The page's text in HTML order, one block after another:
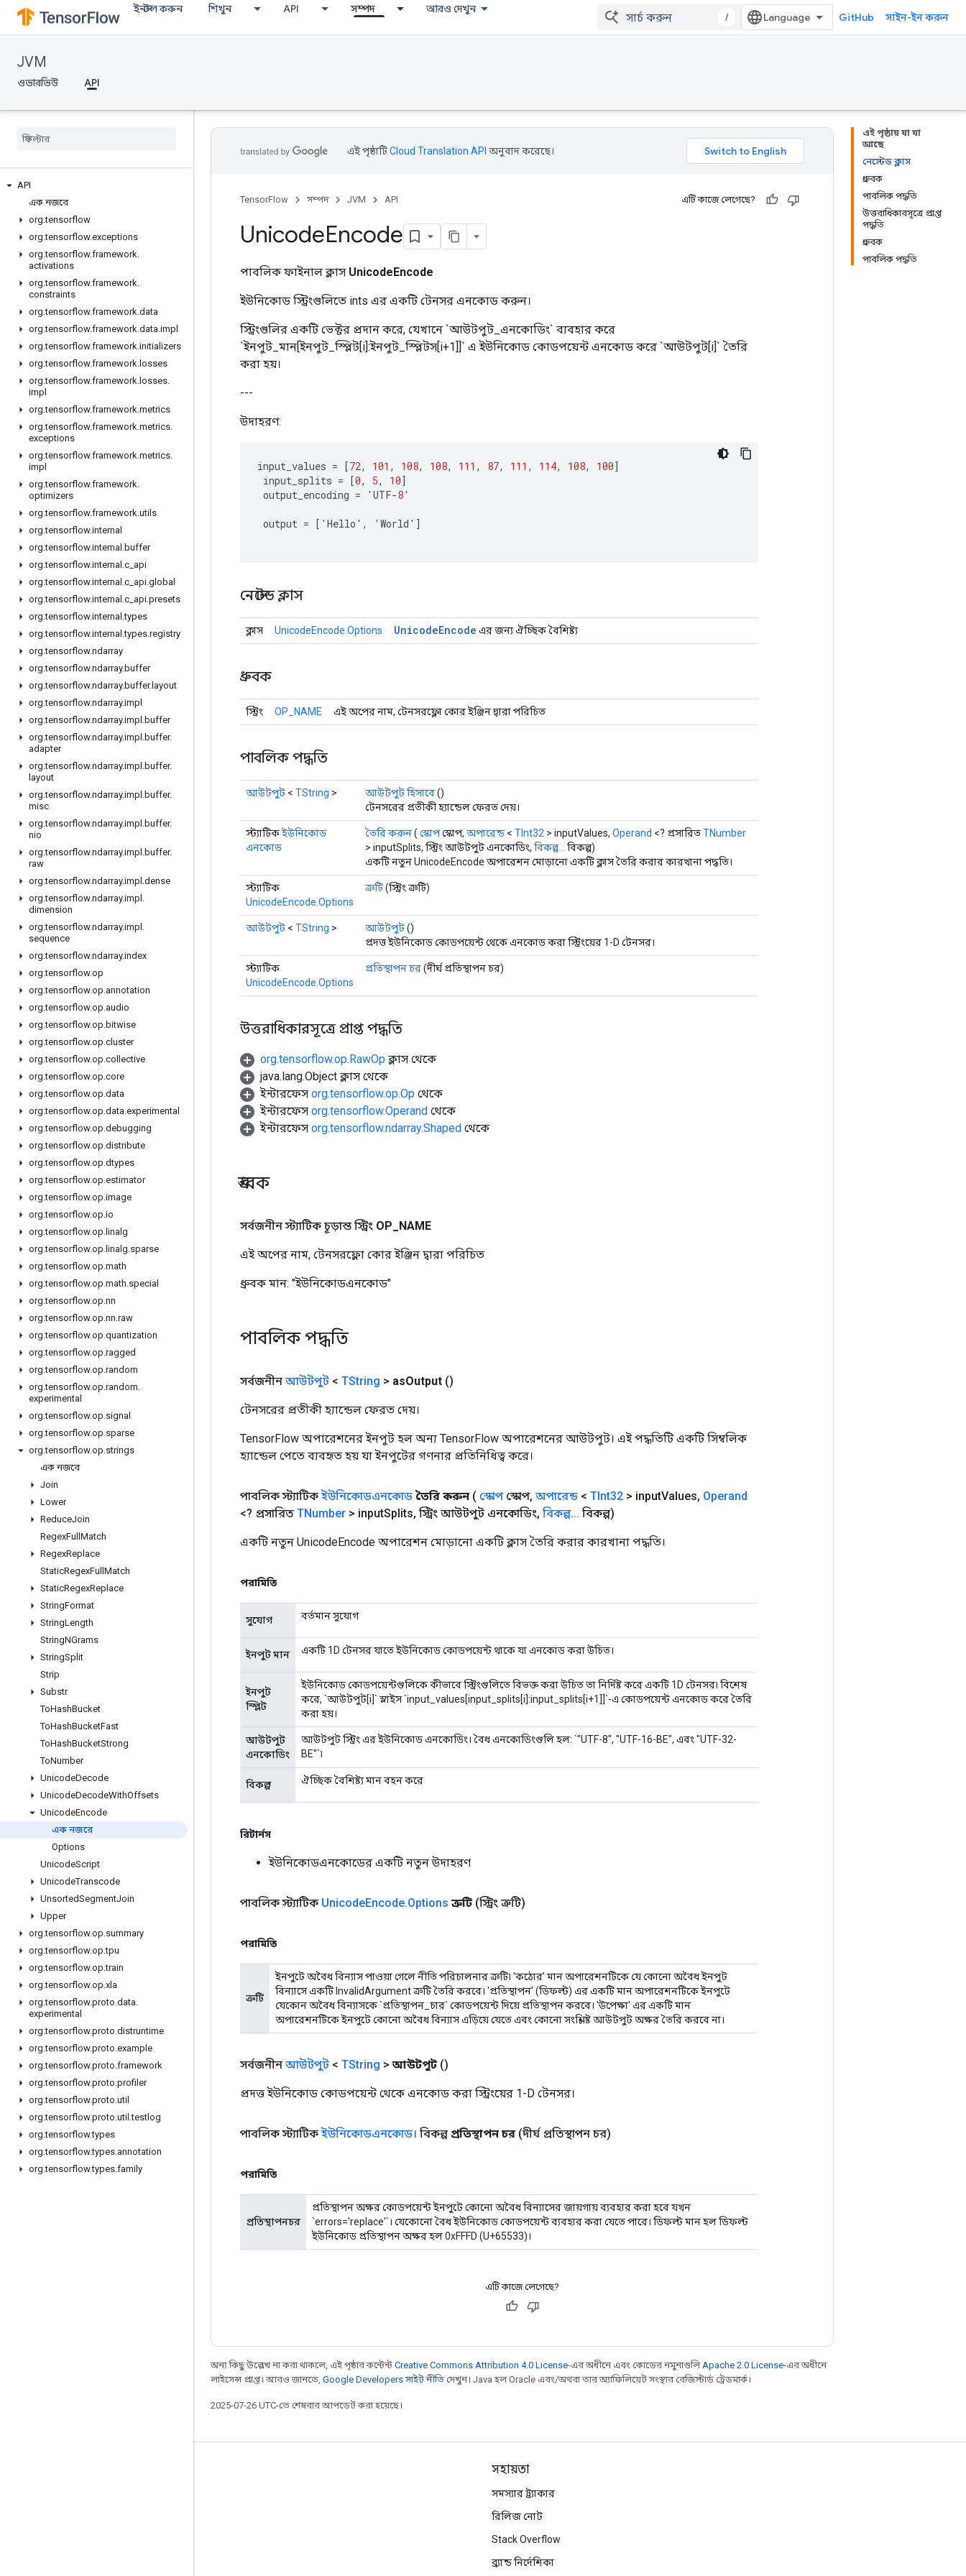
ইনস্টল করুন শিখুন API সম্পদ আরও দেখুন
/ GitHub সাইন-ইন করুন
JVM
ওভারভিউ API
API
এক নজরে
org.tensorflow
org.tensorflow.exceptions
org.tensorflow.framework.
activations
org.tensorflow.framework.
constraints
org.tensorflow.framework.data
org.tensorflow.framework.data.impl
org.tensorflow.framework.initializers
org.tensorflow.framework. losses
org.tensorflow.framework. losses.
impl
org.tensorflow.framework.metrics
org.tensorflow.framework.metrics.
exceptions
org.tensorflow.framework.metrics.
impl
org.tensorflow.framework.
optimizers
org.tensorflow.framework.utils
org.tensorflow.internal
org.tensorflow.internal .buffer
org.tensorflow.internal .c api
org.tensorflow.internal .c api.global
org.tensorflow.internal .c api.presets
org.tensorflow.internal .types
org.tensorflow.internal .types.registry
org.tensorflow.ndarray
org.tensorflow.ndarray.buffer
org.tensorflow.ndarray.buffer. layout
org.tensorflow.ndarray.impl
org.tensorflow.ndarray.impl .buffer
org.tensorflow.ndarray.impl .buffer.
adapter
org.tensorflow.ndarray.impl .buffer.
layout
org.tensorflow.ndarray.impl .buffer.
misc
org.tensorflow.ndarray.impl .buffer.
nio
org.tensorflow.ndarray.impl .buffer.
raw
org.tensorflow.ndarray.impl .dense
org.tensorflow.ndarray.impl .
dimension
org.tensorflow.ndarray.impl .
sequence
org.tensorflow.ndarray.index
org.tensorflow.op
org.tensorflow.op.annotation
org.tensorflow.op.audio
org.tensorflow.op.bitwise
org.tensorflow.op.cluster
org.tensorflow.op.collective
org.tensorflow.op.core
org.tensorflow.op.data
org.tensorflow.op.data.experimental
org.tensorflow.op.debugging
org.tensorflow.op.distribute
org.tensorflow.op.dtypes
org.tensorflow.op.estimator
org.tensorflow.op.image
org.tensorflow.op.io
org.tensorflow.op. linalg
org.tensorflow.op. linalg.sparse
org.tensorflow.op.math
org.tensorflow.op.math.special
org.tensorflow.op.nn
org.tensorflow.op.nn.raw
org.tensorflow.op.quantization
org.tensorflow.op.ragged
org.tensorflow.op.random
org.tensorflow.op.random.
experimental
org.tensorflow.op.signal
org.tensorflow.op.sparse
org.tensorflow.op.strings
এক নজরে
Join
Lower
ReduceJoin
RegexFull Match
RegexReplace
StaticRegexFull Match
StaticRegexReplace
StringFormat
StringLength
StringNGrams
StringSplit
Strip
Substr
ToHashBucket
ToHashBucketFast
ToHashBucketStrong
ToNumber
UnicodeDecode
UnicodeDecodeWithOffsets
UnicodeEncode
এক নজরে
Options
UnicodeScript
UnicodeTranscode
UnsortedSegmentJoin
Upper
org.tensorflow.op.summary
org.tensorflow.op.tpu
org.tensorflow.op.train
org.tensorflow.op.xla
org.tensorflow.proto.data.
experimental
org.tensorflow.proto.distruntime
org.tensorflow.proto.example
org.tensorflow.proto.framework
org.tensorflow.proto.profiler
org.tensorflow.proto.util
org.tensorflow.proto.util .testlog
org.tensorflow.types
org.tensorflow.types.annotation
org.tensorflow.types.family
এই পৃষ্ঠায় যা যা
আছে
নেস্টেড ক্লাস
ধ্রুবক
পাবলিক পদ্ধতি
উত্তরাধিকারসূত্রে প্রাপ্ত
পদ্ধতি
ধ্রুবক
পাবলিক পদ্ধতি
এই পৃষ্ঠাটিCloud Translation API অনুবাদ করেছে।
TensorFlow সম্পদ JVM API এটি কাজে লেগেছে?
UnicodeEncode
পাবলিক ফাইনাল ক্লাস UnicodeEncode
ইউনিকোড স্ট্রিংগুলিতে ints এর একটি টেনসর এনকোড করুন।
স্ট্রিংগুলির একটি ভেক্টর প্রদান করে, যেখানে `আউটপুট_এনকোডিং` ব্যবহার করে
`ইনপুট_মান[ইনপুট_স্প্লিট[i]:ইনপুট_স্প্লিটস[i+1]]` এ ইউনিকোড কোডপয়েন্ট এনকোড করে `আউটপুট[i]` তৈরি
করা হয়।
---
উদাহরণ:
input_values = [72, 101 , 108, 108, 111 , 87, 111 , 114, 108, 100]
input_splits = [0, 5, 10]
output_encoding = ' UTF-8'
output = [ ' Hello ' , ' World ' ]
নেস্টেড ক্লাস
ক্লাস UnicodeEncode.Options UnicodeEncode এর জন্য ঐচ্ছিক বৈশিষ্ট্য
ধ্রুবক
স্ট্রিং OP_NAME এই অপের নাম, টেনসরফ্লো কোর ইঞ্জিন দ্বারা পরিচিত
পাবলিক পদ্ধতি
আউটপুট < TString > আউটপুট হিসাবে()
টেনসরের প্রতীকী হ্যান্ডেল ফেরত দেয়।
স্ট্যাটিকইউনিকোড
এনকোড
তৈরি করুন( স্কোপস্কোপ, অপারেন্ড < TInt32 > inputValues, Operand <? প্রসারিতTNumber
> inputSplits, স্ট্রিং আউটপুট এনকোডিং, বিকল্প...
বিকল্প)
একটি নতুন UnicodeEncode অপারেশন মোড়ানো একটি ক্লাস তৈরি করার কারখানা পদ্ধতি।
স্ট্যাটিক
UnicodeEncode.Options
ত্রুটি(স্ট্রিং ত্রুটি)
আউটপুট < TString > আউটপুট()
প্রদত্ত ইউনিকোড কোডপয়েন্ট থেকে এনকোড করা স্ট্রিংয়ের 1-D টেনসর।
স্ট্যাটিক
UnicodeEncode.Options
প্রতিস্থাপন চর(দীর্ঘ প্রতিস্থাপন চর)
উত্তরাধিকারসূত্রে প্রাপ্ত পদ্ধতি
org.tensorflow.op.RawOp ক্লাস থেকে
java.lang.Object ক্লাস থেকে
ইন্টারফেস org.tensorflow.op.Op থেকে
ইন্টারফেস org.tensorflow.Operand থেকে
ইন্টারফেস org.tensorflow.ndarray.Shaped থেকে
ধ্রুবক
সর্বজনীন স্ট্যাটিক চূড়ান্ত স্ট্রিং OP NAME
এই অপের নাম, টেনসরফ্লো কোর ইঞ্জিন দ্বারা পরিচিত
ধ্রুবক মান: "ইউনিকোডএনকোড"
পাবলিক পদ্ধতি
সর্বজনীন আউটপুট < TString > asOutput ()
টেনসরের প্রতীকী হ্যান্ডেল ফেরত দেয়।
TensorFlow অপারেশনের ইনপুট হল অন্য TensorFlow অপারেশনের আউটপুট। এই পদ্ধতিটি একটি সিম্বলিক
হ্যান্ডেল পেতে ব্যবহৃত হয় যা ইনপুটের গণনার প্রতিনিধিত্ব করে।
পাবলিক স্ট্যাটিক ইউনিকোডএনকোড তৈরি করুন ( স্কোপস্কোপ, অপারেন্ড < TInt32 > inputValues, Operand
<? প্রসারিত TNumber > inputSplits, স্ট্রিং আউটপুট এনকোডিং, বিকল্প... বিকল্প)
একটি নতুন UnicodeEncode অপারেশন মোড়ানো একটি ক্লাস তৈরি করার কারখানা পদ্ধতি।
পরামিতি
সুযোগ বর্তমান সুযোগ
ইনপুট মান একটি 1D টেনসর যাতে ইউনিকোড কোডপয়েন্ট থাকে যা এনকোড করা উচিত।
ইনপুট
স্প্লিট
ইউনিকোড কোডপয়েন্টগুলিকে কীভাবে স্ট্রিংগুলিতে বিভক্ত করা উচিত তা নির্দিষ্ট করে একটি 1D টেনসর৷ বিশেষ
করে, `আউটপুট[i]` স্লাইস `input_values[input_splits[i]:input_splits[i+1]]`-এ কোডপয়েন্ট এনকোড করে তৈরি
করা হয়।
আউটপুট
এনকোডিং
আউটপুট স্ট্রিং এর ইউনিকোড এনকোডিং। বৈধ এনকোডিংগুলি হল: `"UTF-8", "UTF-16-BE", এবং "UTF-32-
BE"`৷
বিকল্প ঐচ্ছিক বৈশিষ্ট্য মান বহন করে
রিটার্নস
ইউনিকোডএনকোডের একটি নতুন উদাহরণ
পাবলিক স্ট্যাটিক UnicodeEncode.Options ত্রুটি (স্ট্রিং ত্রুটি)
পরামিতি
ত্রুটি
ইনপুটে অবৈধ বিন্যাস পাওয়া গেলে নীতি পরিচালনার ত্রুটি৷ 'কঠোর' মান অপারেশনটিকে যে কোনো অবৈধ ইনপুট
বিন্যাসে একটি InvalidArgument ত্রুটি তৈরি করবে। 'প্রতিস্থাপন' (ডিফল্ট) এর একটি মান অপারেশনটিকে ইনপুটে
যেকোন অবৈধ বিন্যাসকে `প্রতিস্থাপন_চার` কোডপয়েন্ট দিয়ে প্রতিস্থাপন করবে। 'উপেক্ষা' এর একটি মান
অপারেশনটিকে ইনপুটে কোনো অবৈধ বিন্যাস এড়িয়ে যেতে এবং কোনো সংশ্লিষ্ট আউটপুট অক্ষর তৈরি করবে না।
সর্বজনীন আউটপুট < TString > আউটপুট ()
প্রদত্ত ইউনিকোড কোডপয়েন্ট থেকে এনকোড করা স্ট্রিংয়ের 1-D টেনসর।
পাবলিক স্ট্যাটিক ইউনিকোডএনকোড। বিকল্প প্রতিস্থাপন চর (দীর্ঘ প্রতিস্থাপন চর)
পরামিতি
প্রতিস্থাপনচর
প্রতিস্থাপন অক্ষর কোডপয়েন্ট ইনপুটে কোনো অবৈধ বিন্যাসের জায়গায় ব্যবহার করা হবে যখন
`errors='replace'`। যেকোনো বৈধ ইউনিকোড কোডপয়েন্ট ব্যবহার করা যেতে পারে। ডিফল্ট মান হল ডিফল্ট
ইউনিকোড প্রতিস্থাপন অক্ষর হল 0xFFFD (U+65533)।
এটি কাজে লেগেছে?
অন্য কিছু উল্লেখ না করা থাকলে, এই পৃষ্ঠার কন্টেন্ট Creative Commons Attribution 4.0 License-এর অধীনে এবং কোডের নমুনাগুলি Apache 2.0 License-এর অধীনে
লাইসেন্স প্রাপ্ত। আরও জানতে, Google Developers সাইট নীতি দেখুন। Java হল Oracle এবং/অথবা তার অ্যাফিলিয়েট সংস্থার রেজিস্টার্ড ট্রেডমার্ক।
2025-07-26 UTC-তে শেষবার আপডেট করা হয়েছে।
সহায়তা
সমস্যার ট্র্যাকার
রিলিজ নোট
Stack Overflow
ব্র্যান্ড নির্দেশিকা